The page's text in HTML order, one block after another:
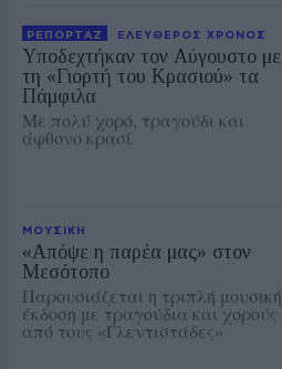
ΡΕΠΟΡΤΑΖ ΕΛΕΥΘΕΡΟΣ ΧΡΟΝΟΣ
Υποδεχτήκαν τον Αύγουστο με
τη «Γιορτή του Κρασιού» τα
Πάμφιλα
Με πολύ χορό, τραγούδι και
άφθονο κρασί
ΜΟΥΣΙΚΗ
«Απόψε η παρέα μας» στον
Μεσότοπο
Παρουσιάζεται η τριπλή μουσική
έκδοση με τραγούδια και χορούς
από τους «Γλεντιστάδες»